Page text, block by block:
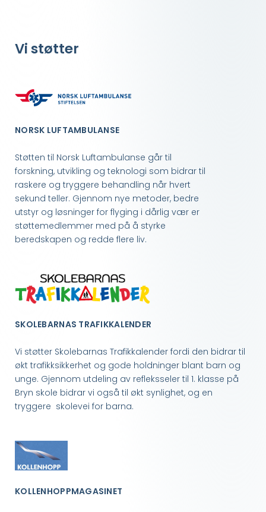
Vi støtter
NORSK LUFTAMBULANSE
Støtten til Norsk Luftambulanse går til
forskning, utvikling og teknologi som bidrar til
raskere og tryggere behandling når hvert
sekund teller. Gjennom nye metoder, bedre
utstyr og løsninger for flyging i dårlig vær er
støttemedlemmer med på å styrke
beredskapen og redde flere liv.
SKOLEBARNAS TRAFIKKALENDER
Vi støtter Skolebarnas Trafikkalender fordi den bidrar til
økt trafikksikkerhet og gode holdninger blant barn og
unge. Gjennom utdeling av refleksseler til 1. klasse på
Bryn skole bidrar vi også til økt synlighet, og en
tryggere skolevei for barna.
KOLLENHOPPMAGASINET